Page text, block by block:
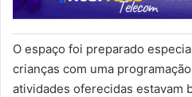
O espaço foi preparado
crianças com uma
atividades oferecidas estavam